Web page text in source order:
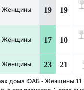
Женщины 19 19
Женщины 17 10
Женщины 23 21
дома ЮАБ - Женщины 11